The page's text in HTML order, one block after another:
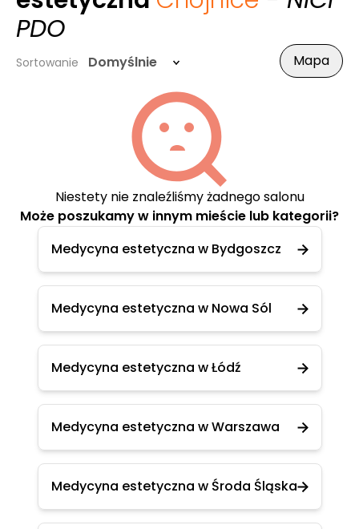
PDO
Sortowanie Domyślnie Mapa
Niestety nie znaleźliśmy żadnego salonu
Może poszukamy w innym mieście lub kategorii?
Medycyna estetyczna w Bydgoszcz
Medycyna estetyczna w Nowa Sól
Medycyna estetyczna w Łódź
Medycyna estetyczna w Warszawa
Medycyna estetyczna w Środa Śląska